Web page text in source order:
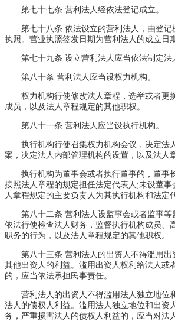
第七十七条 营利法人经依法登记成立。
第七十八条 依法设立的营利法人，由登
执照。营业执照签发日期为营利法人的成立日期
第七十九条 设立营利法人应当依法制定法
第八十条 营利法人应当设权力机构。
权力机构行使修改法人章程，选举或者更
成员，以及法人章程规定的其他职权。
第八十一条 营利法人应当设执行机构。
执行机构行使召集权力机构会议，决定法
案，决定法人内部管理机构的设置，以及法人
执行机构为董事会或者执行董事的，董事
按照法人章程的规定担任法定代表人;未设董
人章程规定的主要负责人为其执行机构和法定
第八十二条 营利法人设监事会或者监事
依法行使检查法人财务，监督执行机构成员、
职务的行为，以及法人章程规定的其他职权。
第八十三条 营利法人的出资人不得滥用
其他出资人的利益。滥用出资人权利给法人或
的，应当依法承担民事责任。
营利法人的出资人不得滥用法人独立地位
法人的债权人利益。滥用法人独立地位和出资
务，严重损害法人的债权人利益的，应当对法